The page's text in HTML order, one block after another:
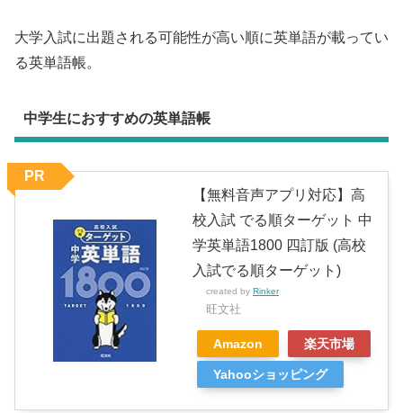
大学入試に出題される可能性が高い順に英単語が載ってい
る英単語帳。
中学生におすすめの英単語帳
【無料音声アプリ対応】高
校入試 でる順ターゲット 中
学英単語1800 四訂版 (高校
入試でる順ターゲット)
created by Rinker
旺文社
Amazon 楽天市場
Yahooショッピング
PR